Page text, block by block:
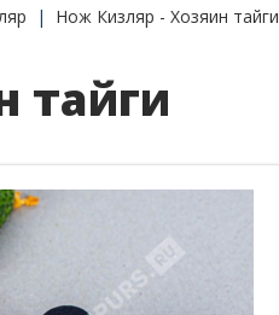
Нож Кизляр - Хозяин тайги
тайги